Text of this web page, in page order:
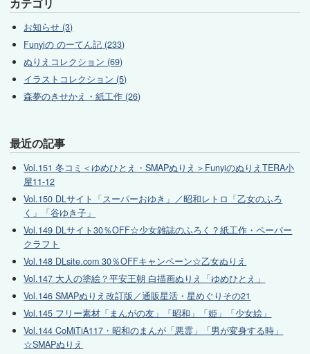
お知らせ (3)
Funyiの のーてん記 (233)
ぬりえコレクション (69)
イラストコレクション (5)
森夢のきせかえ・紙工作 (26)
最近の記事
Vol.151 冬コミ＜ゆめひとえ・SMAPぬりえ＞FunyiのぬりえTERA小
屋11-12
Vol.150 DLサイト「スーパーおゆき」／昭和レトロ「乙女のふろ
く」「谷ゆき子」
Vol.149 DLサイト30％OFF☆少女雑誌のふろく？紙工作・ペーパー
クラフト
Vol.148 DLsite.com 30％OFFキャンペーン☆乙女ぬりえ
Vol.147 大人の塗絵？平安王朝 白描画ぬりえ「ゆめひとえ」
Vol.146 SMAPぬりえ改訂版／通販星活・星めぐりその21
Vol.145 フリー素材「まんがの友」「昭和」「姫」「少女絵」
Vol.144 CoMiTiA117・昭和のまんが「悪霊」「男が変身する時」
☆SMAPぬりえ